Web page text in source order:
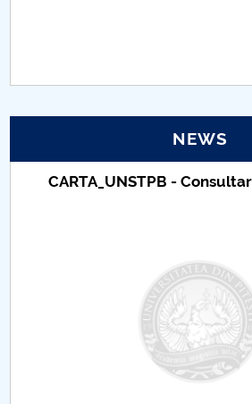
Proiect(PRIM STUD)
Comisie de etica unversitară
NEWS
CARTA_UNSTPB -